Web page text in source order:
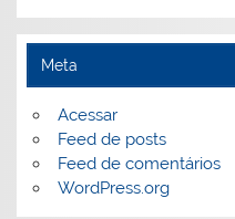
Meta
Acessar
Feed de posts
Feed de comentários
WordPress.org